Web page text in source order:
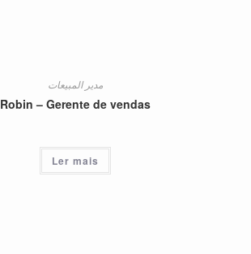
مدير المبيعات
Robin – Gerente de vendas
Ler mais